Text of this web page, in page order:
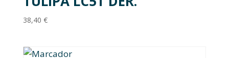
38,40 €